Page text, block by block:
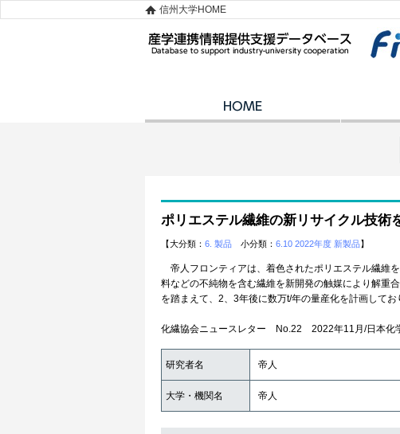
信州大学HOME
ポリエステル繊維の新リサイクル技術
【大分類： 6. 製品 小分類： 6.10 2022年度 新製品】
帝人フロンティアは、着色されたポリエステル繊維
料などの不純物を含む繊維を新開発の触媒により解重
を踏まえて、2、3年後に数万t/年の量産化を計画してお
化繊協会ニュースレター No.22 2022年11月/日本化
研究者名 帝人
大学・機関名 帝人